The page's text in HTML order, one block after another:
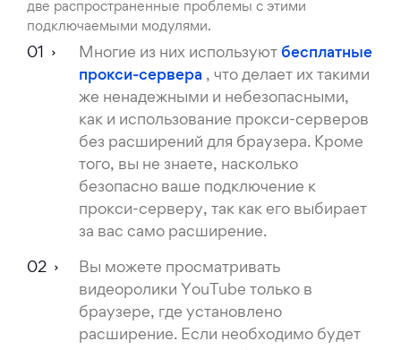
две распространенные проблемы с этими
подключаемыми модулями.
Многие из них используют бесплатные
прокси-сервера , что делает их такими
же ненадежными и небезопасными,
как и использование прокси-серверов
без расширений для браузера. Кроме
того, вы не знаете, насколько
безопасно ваше подключение к
прокси-серверу, так как его выбирает
за вас само расширение.
Вы можете просматривать
видеоролики YouTube только в
браузере, где установлено
расширение. Если необходимо будет